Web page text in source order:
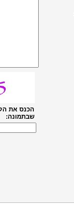
הכנס את
שבתמונה: